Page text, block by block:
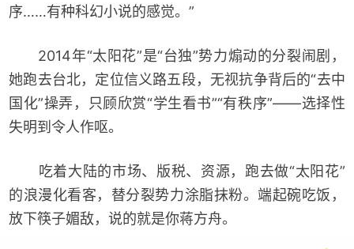
序……有种科幻小说的感觉。”
2014年“太阳花”是“台独”势力煽动的分裂闹剧，
她跑去台北，定位信义路五段，无视抗争背后的“去中
国化”操弄，只顾欣赏“学生看书”“有秩序”——选择性
失明到令人作呕。
吃着大陆的市场、版税、资源，跑去做“太阳花”
的浪漫化看客，替分裂势力涂脂抹粉。端起碗吃饭，
放下筷子媚敌，说的就是你蒋方舟。